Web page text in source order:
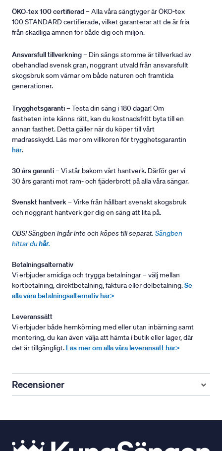
ÖKO-tex 100 certifierad– Alla våra sängtyger är ÖKO-tex
100 STANDARD certifierade, vilket garanterar att de är fria
från skadliga ämnen för både dig och miljön.
Ansvarsfull tillverkning– Din sängs stomme är tillverkad av
obehandlad svensk gran, noggrant utvald från ansvarsfullt
skogsbruk som värnar om både naturen och framtida
generationer.
Trygghetsgaranti– Testa din säng i 180 dagar! Om
fastheten inte känns rätt, kan du kostnadsfritt byta till en
annan fasthet. Detta gäller när du köper till vårt
madrasskydd. Läs mer om villkoren för trygghetsgarantin
här.
30 års garanti– Vi står bakom vårt hantverk. Därför ger vi
30 års garanti mot ram- och fjäderbrott på alla våra sängar.
Svenskt hantverk– Virke från hållbart svenskt skogsbruk
och noggrant hantverk ger dig en säng att lita på.
OBS! Sängben ingår inte och köpes till separat. Sängben
hittar duhär.
Betalningsalternativ
Vi erbjuder smidiga och trygga betalningar – välj mellan
kortbetalning, direktbetalning, faktura eller delbetalning.Se
alla våra betalningsalternativ här>
Leveranssätt
Vi erbjuder både hemkörning med eller utan inbärning samt
montering, du kan även välja att hämta i butik eller lager, där
det är tillgängligt. Läs mer om alla våra leveransätt här>
Recensioner